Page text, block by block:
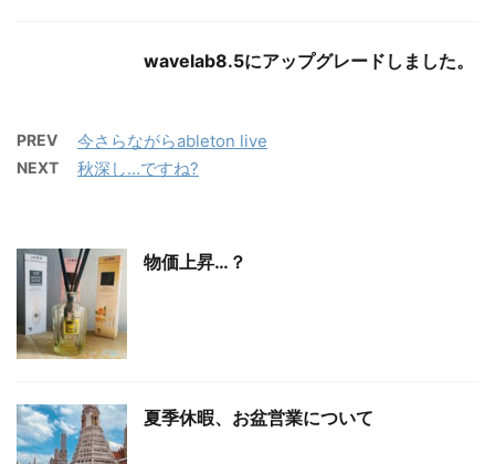
wavelab8.5にアップグレードしました。
PREV 今さらながらableton live
NEXT 秋深し…ですね?
物価上昇…？
夏季休暇、お盆営業について